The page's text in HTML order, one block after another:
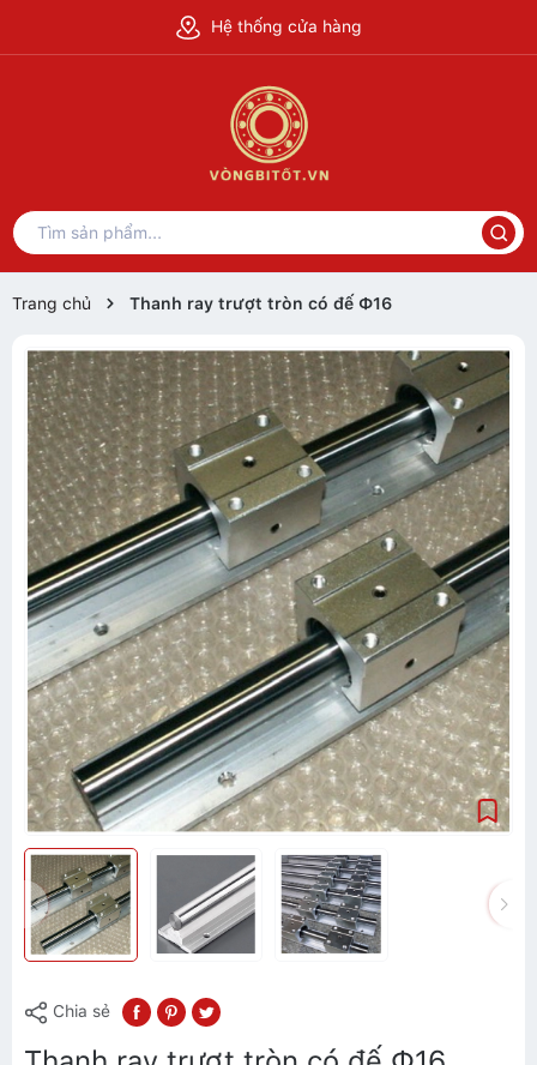
Hệ thống cửa hàng
Trang chủ Thanh ray trượt tròn có đế Ф16
Chia sẻ